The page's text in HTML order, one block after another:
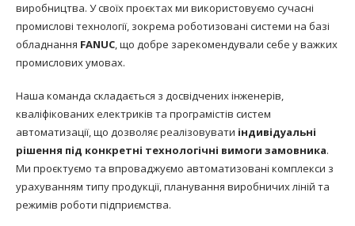
виробництва. У своїх проєктах ми використовуємо сучасні
промислові технології, зокрема роботизовані системи на базі
обладнання FANUC, що добре зарекомендували себе у важких
промислових умовах.
Наша команда складається з досвідчених інженерів,
кваліфікованих електриків та програмістів систем
автоматизації, що дозволяє реалізовувати індивідуальні
рішення під конкретні технологічні вимоги замовника.
Ми проєктуємо та впроваджуємо автоматизовані комплекси з
урахуванням типу продукції, планування виробничих ліній та
режимів роботи підприємства.